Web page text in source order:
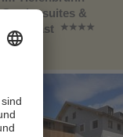
Gardensuites &
Breakfast
CIN +